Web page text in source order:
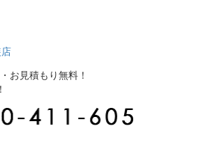
お見積もり無料！